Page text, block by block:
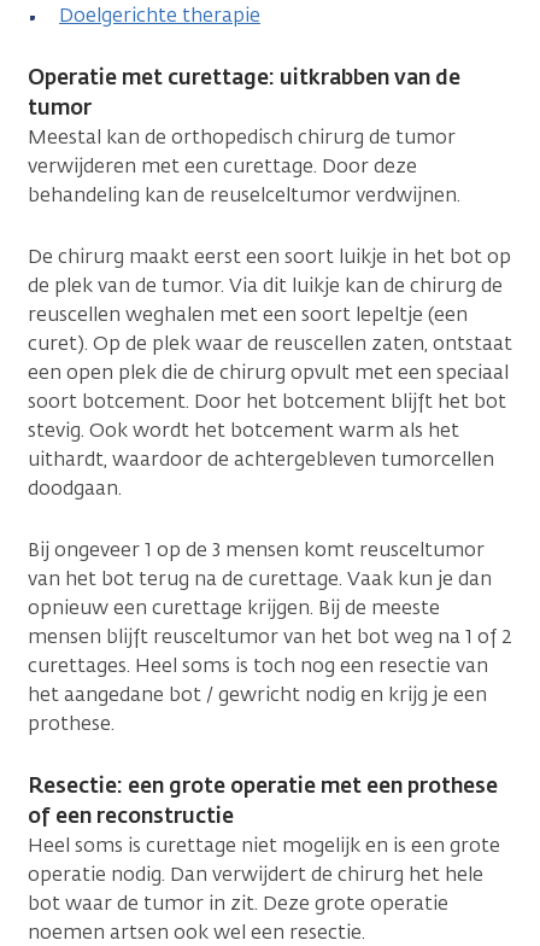
Doelgerichte therapie
Operatie met curettage: uitkrabben van de
tumor
Meestal kan de orthopedisch chirurg de tumor
verwijderen met een curettage. Door deze
behandeling kan de reuselceltumor verdwijnen.
De chirurg maakt eerst een soort luikje in het bot op
de plek van de tumor. Via dit luikje kan de chirurg de
reuscellen weghalen met een soort lepeltje (een
curet). Op de plek waar de reuscellen zaten, ontstaat
een open plek die de chirurg opvult met een speciaal
soort botcement. Door het botcement blijft het bot
stevig. Ook wordt het botcement warm als het
uithardt, waardoor de achtergebleven tumorcellen
doodgaan.
Bij ongeveer 1 op de 3 mensen komt reusceltumor
van het bot terug na de curettage. Vaak kun je dan
opnieuw een curettage krijgen. Bij de meeste
mensen blijft reusceltumor van het bot weg na 1 of 2
curettages. Heel soms is toch nog een resectie van
het aangedane bot / gewricht nodig en krijg je een
prothese.
Resectie: een grote operatie met een prothese
of een reconstructie
Heel soms is curettage niet mogelijk en is een grote
operatie nodig. Dan verwijdert de chirurg het hele
bot waar de tumor in zit. Deze grote operatie
noemen artsen ook wel een resectie.